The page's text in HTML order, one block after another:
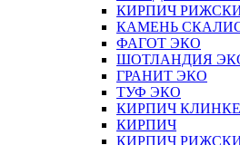
КИРПИЧ
КАМЕНЬ
ФАГОТ ЭКО
ШОТЛАНДИЯ
ГРАНИТ ЭКО
ТУФ ЭКО
КИРПИЧ
КИРПИЧ
КИРПИЧ